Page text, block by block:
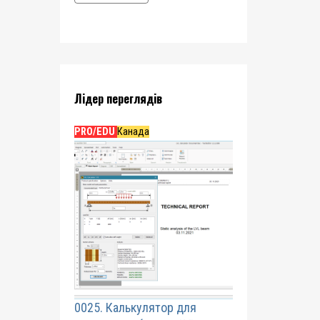
Лідер переглядів
PRO/EDU Канада
0025. Калькулятор для